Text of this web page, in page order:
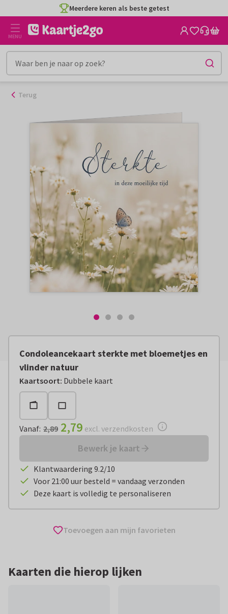
naar
inhoud
Meerdere keren als beste getest
MENU
Terug
Condoleancekaart sterkte met bloemetjes en
vlinder natuur
Kaartsoort: Dubbele kaart
Vanaf:€ 2,79 excl. verzendkosten
Vanaf: 2,89 2,79 excl. verzendkosten
Bewerk je kaart
Klantwaardering 9.2/10
Voor 21:00 uur besteld = vandaag verzonden
Deze kaart is volledig te personaliseren
Toevoegen aan mijn favorieten
Kaarten die hierop lijken